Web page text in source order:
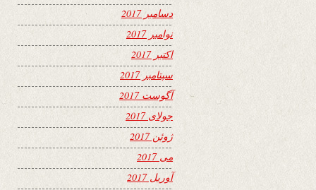
دسامبر 2017
نوامبر 2017
اکتبر 2017
سپتامبر 2017
آگوست 2017
جولای 2017
ژوئن 2017
می 2017
آوریل 2017